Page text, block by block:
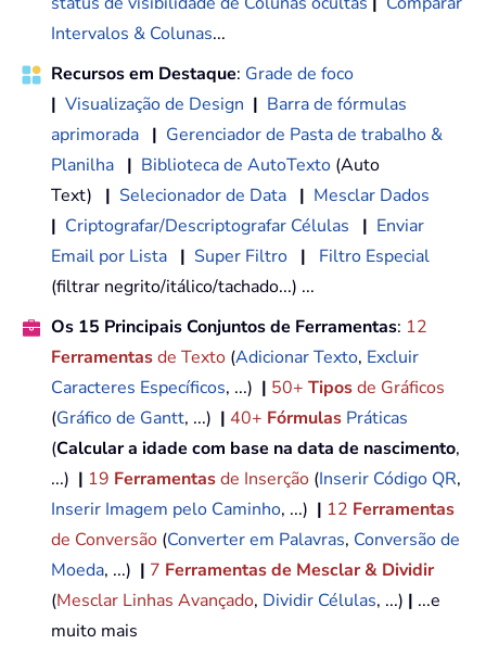
Intervalos & Colunas...
Recursos em Destaque: Grade de foco
| Visualização de Design | Barra de fórmulas
aprimorada | Gerenciador de Pasta de trabalho &
Planilha | Biblioteca de AutoTexto (Auto
Text) | Selecionador de Data | Mesclar Dados
| Criptografar/Descriptografar Células | Enviar
Email por Lista | Super Filtro |
Filtro Especial
(filtrar negrito/itálico/tachado...) ...
Os 15 Principais Conjuntos de Ferramentas: 12
Ferramentasde Texto (Adicionar Texto, Excluir
Caracteres Específicos, ...) | 50+ Tiposde Gráficos
(Gráfico de Gantt, ...) | 40+ Fórmulas Práticas
(Calcular a idade com base na data de nascimento,
...) | 19 Ferramentasde Inserção (Inserir Código QR,
Inserir Imagem pelo Caminho, ...) | 12 Ferramentas
de Conversão (Converter em Palavras, Conversão de
Moeda, ...) | 7 Ferramentas de Mesclar & Dividir
(Mesclar Linhas Avançado, Dividir Células, ...) | ...e
muito mais